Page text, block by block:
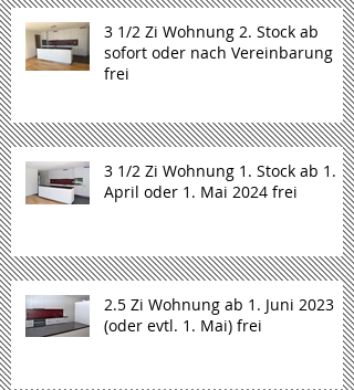
3 1/2 Zi Wohnung 2. Stock ab
sofort oder nach Vereinbarung
frei
3 1/2 Zi Wohnung 1. Stock ab 1.
April oder 1. Mai 2024 frei
2.5 Zi Wohnung ab 1. Juni 2023
(oder evtl. 1. Mai) frei